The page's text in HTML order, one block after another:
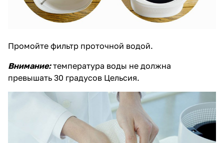
Промойте фильтр проточной водой.
Внимание:температура воды не должна
превышать 30 градусов Цельсия.